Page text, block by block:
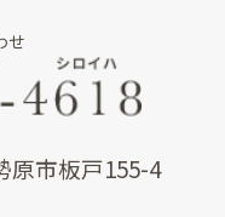
せ
原市板戸155-4